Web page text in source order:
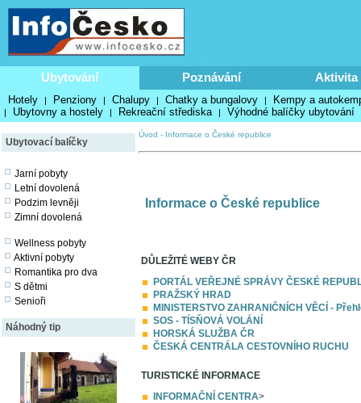
Ubytování Poznávání Aktivita
Hotely | Penziony | Chalupy | Chatky a bungalovy | Kempy a
| Ubytovny a hostely | Rekreační střediska | Výhodné balíčky ubytování
Ubytovací balíčky
Jarní pobyty
Letní dovolená
Podzim levněji
Zimní dovolená
Wellness pobyty
Aktivní pobyty
Romantika pro dva
S dětmi
Senioři
Náhodný tip
Úvod - Informace o České republice
Informace o České republice
DŮLEŽITÉ WEBY ČR
PORTÁL VEŘEJNÉ SPRÁVY ČESKÉ
PRAŽSKÝ HRAD
MINISTERSTVO ZAHRANIČNÍCH VĚCÍ -
SOS - TÍSŇOVÁ VOLÁNÍ
HORSKÁ SLUŽBA ČR
ČESKÁ CENTRÁLA CESTOVNÍHO RUCHU
TURISTICKÉ INFORMACE
INFORMAČNÍ CENTRA>